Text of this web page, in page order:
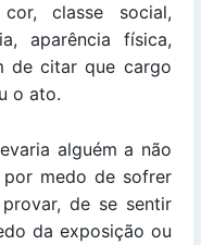
classe social,
aparência física,
de citar que cargo
o ato.
alguém a não
por medo de sofrer
de se sentir
da exposição ou